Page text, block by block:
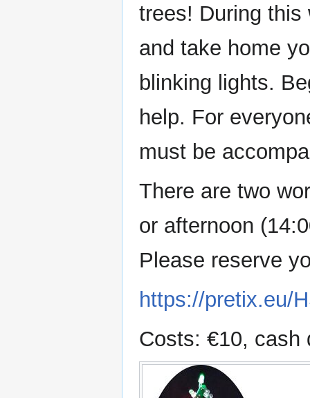
trees! During this
and take home
blinking lights.
help. For
must be
There are two
or afternoon
Please reserve
https://pretix.eu/
Costs: €10, cash